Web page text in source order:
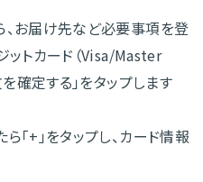
、お届け先など必要事項を登
ットカード（Visa/Master
確定する」をタップします
「+」をタップし、カード情報